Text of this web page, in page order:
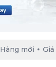
Hàng mới